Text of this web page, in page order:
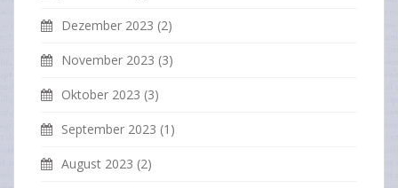
Dezember 2023 (2)
November 2023 (3)
Oktober 2023 (3)
September 2023 (1)
August 2023 (2)